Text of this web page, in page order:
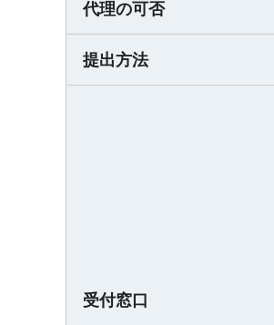
代理の可否
提出方法
受付窓口